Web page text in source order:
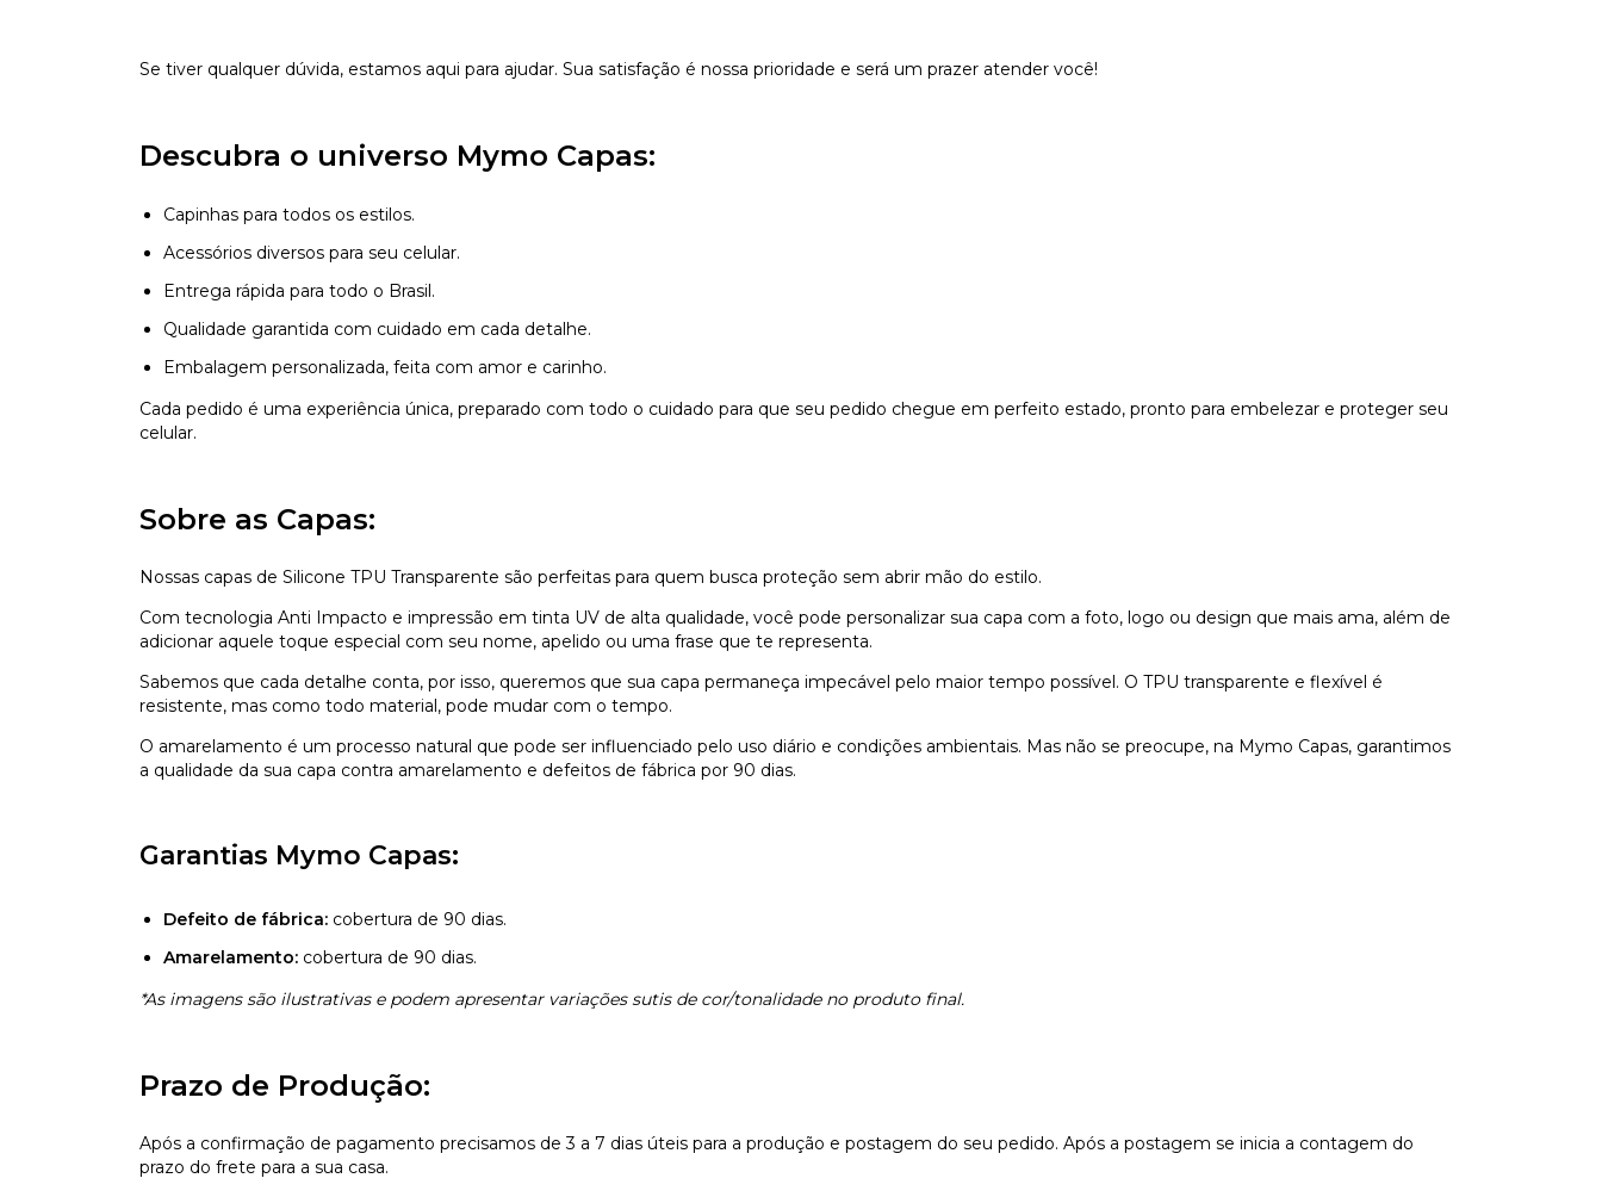
Se tiver qualquer dúvida, estamos aqui para ajudar. Sua satisfação é nossa prioridade e será um prazer atender você!
Descubra o universo Mymo Capas:
Capinhas para todos os estilos.
Acessórios diversos para seu celular.
Entrega rápida para todo o Brasil.
Qualidade garantida com cuidado em cada detalhe.
Embalagem personalizada, feita com amor e carinho.
Cada pedido é uma experiência única, preparado com todo o cuidado para que seu pedido chegue em perfeito estado, pronto para embelezar e proteger seu
celular.
Sobre as Capas:
Nossas capas de Silicone TPU Transparente são perfeitas para quem busca proteção sem abrir mão do estilo.
Com tecnologia Anti Impacto e impressão em tinta UV de alta qualidade, você pode personalizar sua capa com a foto, logo ou design que mais ama, além de
adicionar aquele toque especial com seu nome, apelido ou uma frase que te representa.
Sabemos que cada detalhe conta, por isso, queremos que sua capa permaneça impecável pelo maior tempo possível. O TPU transparente e flexível é
resistente, mas como todo material, pode mudar com o tempo.
O amarelamento é um processo natural que pode ser influenciado pelo uso diário e condições ambientais. Mas não se preocupe, na Mymo Capas, garantimos
a qualidade da sua capa contra amarelamento e defeitos de fábrica por 90 dias.
Garantias Mymo Capas:
Defeito de fábrica: cobertura de 90 dias.
Amarelamento: cobertura de 90 dias.
*As imagens são ilustrativas e podem apresentar variações sutis de cor/tonalidade no produto final.
Prazo de Produção:
Após a confirmação de pagamento precisamos de 3 a 7 dias úteis para a produção e postagem do seu pedido. Após a postagem se inicia a contagem do
prazo do frete para a sua casa.